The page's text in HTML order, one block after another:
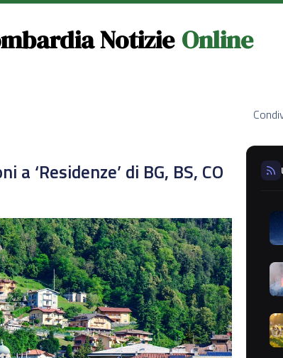
Notizie Online
‘Residenze’ di BG, BS, CO